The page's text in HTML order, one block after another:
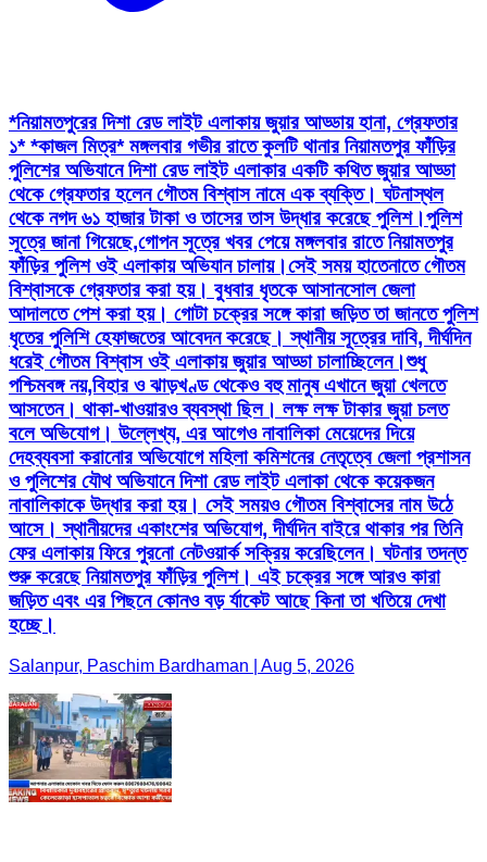
*নিয়ামতপুরের দিশা রেড লাইট এলাকায় জুয়ার আড্ডায় হানা, গ্রেফতার
১* *কাজল মিত্র* মঙ্গলবার গভীর রাতে কুলটি থানার নিয়ামতপুর ফাঁড়ির
পুলিশের অভিযানে দিশা রেড লাইট এলাকার একটি কথিত জুয়ার আড্ডা
থেকে গ্রেফতার হলেন গৌতম বিশ্বাস নামে এক ব্যক্তি। ঘটনাস্থল
থেকে নগদ ৬১ হাজার টাকা ও তাসের তাস উদ্ধার করেছে পুলিশ।পুলিশ
সূত্রে জানা গিয়েছে,গোপন সূত্রে খবর পেয়ে মঙ্গলবার রাতে নিয়ামতপুর
ফাঁড়ির পুলিশ ওই এলাকায় অভিযান চালায়।সেই সময় হাতেনাতে গৌতম
বিশ্বাসকে গ্রেফতার করা হয়। বুধবার ধৃতকে আসানসোল জেলা
আদালতে পেশ করা হয়। গোটা চক্রের সঙ্গে কারা জড়িত তা জানতে পুলিশ
ধৃতের পুলিশি হেফাজতের আবেদন করেছে। স্থানীয় সূত্রের দাবি, দীর্ঘদিন
ধরেই গৌতম বিশ্বাস ওই এলাকায় জুয়ার আড্ডা চালাচ্ছিলেন।শুধু
পশ্চিমবঙ্গ নয়,বিহার ও ঝাড়খণ্ড থেকেও বহু মানুষ এখানে জুয়া খেলতে
আসতেন। থাকা-খাওয়ারও ব্যবস্থা ছিল। লক্ষ লক্ষ টাকার জুয়া চলত
বলে অভিযোগ। উল্লেখ্য, এর আগেও নাবালিকা মেয়েদের দিয়ে
দেহব্যবসা করানোর অভিযোগে মহিলা কমিশনের নেতৃত্বে জেলা প্রশাসন
ও পুলিশের যৌথ অভিযানে দিশা রেড লাইট এলাকা থেকে কয়েকজন
নাবালিকাকে উদ্ধার করা হয়। সেই সময়ও গৌতম বিশ্বাসের নাম উঠে
আসে। স্থানীয়দের একাংশের অভিযোগ, দীর্ঘদিন বাইরে থাকার পর তিনি
ফের এলাকায় ফিরে পুরনো নেটওয়ার্ক সক্রিয় করেছিলেন। ঘটনার তদন্ত
শুরু করেছে নিয়ামতপুর ফাঁড়ির পুলিশ। এই চক্রের সঙ্গে আরও কারা
জড়িত এবং এর পিছনে কোনও বড় র্যাকেট আছে কিনা তা খতিয়ে দেখা
হচ্ছে।
Salanpur, Paschim Bardhaman | Aug 5, 2026